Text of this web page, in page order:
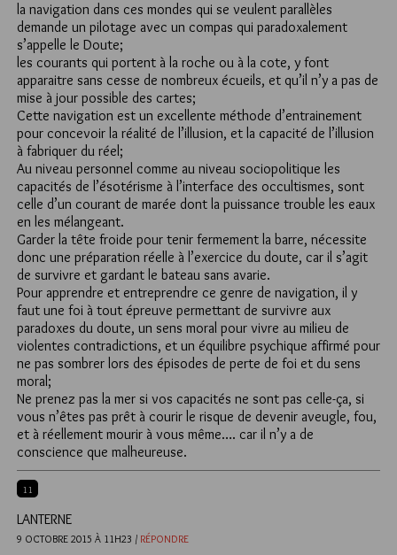
la navigation dans ces mondes qui se veulent parallèles
demande un pilotage avec un compas qui paradoxalement
s’appelle le Doute;
les courants qui portent à la roche ou à la cote, y font
apparaitre sans cesse de nombreux écueils, et qu’il n’y a pas de
mise à jour possible des cartes;
Cette navigation est un excellente méthode d’entrainement
pour concevoir la réalité de l’illusion, et la capacité de l’illusion
à fabriquer du réel;
Au niveau personnel comme au niveau sociopolitique les
capacités de l’ésotérisme à l’interface des occultismes, sont
celle d’un courant de marée dont la puissance trouble les eaux
en les mélangeant.
Garder la tête froide pour tenir fermement la barre, nécessite
donc une préparation réelle à l’exercice du doute, car il s’agit
de survivre et gardant le bateau sans avarie.
Pour apprendre et entreprendre ce genre de navigation, il y
faut une foi à tout épreuve permettant de survivre aux
paradoxes du doute, un sens moral pour vivre au milieu de
violentes contradictions, et un équilibre psychique affirmé pour
ne pas sombrer lors des épisodes de perte de foi et du sens
moral;
Ne prenez pas la mer si vos capacités ne sont pas celle-ça, si
vous n’êtes pas prêt à courir le risque de devenir aveugle, fou,
et à réellement mourir à vous même…. car il n’y a de
conscience que malheureuse.
11
LANTERNE
9 OCTOBRE 2015 À 11H23 / RÉPONDRE